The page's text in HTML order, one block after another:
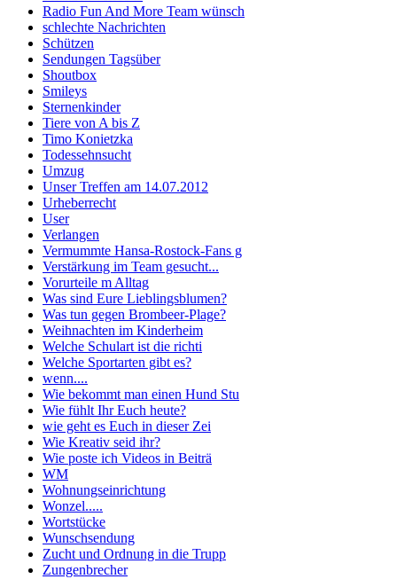
Radio Fun And More Team wünsch
schlechte Nachrichten
Schützen
Sendungen Tagsüber
Shoutbox
Smileys
Sternenkinder
Tiere von A bis Z
Timo Konietzka
Todessehnsucht
Umzug
Unser Treffen am 14.07.2012
Urheberrecht
User
Verlangen
Vermummte Hansa-Rostock-Fans g
Verstärkung im Team gesucht...
Vorurteile m Alltag
Was sind Eure Lieblingsblumen?
Was tun gegen Brombeer-Plage?
Weihnachten im Kinderheim
Welche Schulart ist die richti
Welche Sportarten gibt es?
wenn....
Wie bekommt man einen Hund Stu
Wie fühlt Ihr Euch heute?
wie geht es Euch in dieser Zei
Wie Kreativ seid ihr?
Wie poste ich Videos in Beiträ
WM
Wohnungseinrichtung
Wonzel.....
Wortstücke
Wunschsendung
Zucht und Ordnung in die Trupp
Zungenbrecher